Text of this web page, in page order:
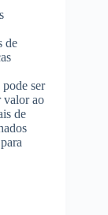
de
ser
valor ao
de